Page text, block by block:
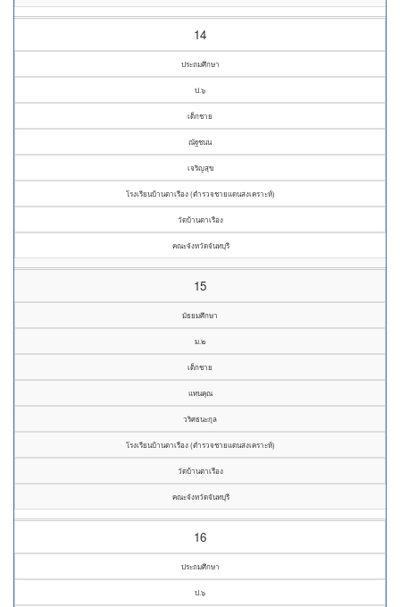
14
ประถมศึกษา
ป.๖
เด็กชาย
ณัฐชนน
เจริญสุข
โรงเรียนบ้านตาเรือง (ตำรวจชายแดนสงเคราะห์)
วัดบ้านตาเรือง
คณะจังหวัดจันทบุรี
15
มัธยมศึกษา
ม.๒
เด็กชาย
แทนคุณ
วริศธนะกุล
โรงเรียนบ้านตาเรือง (ตำรวจชายแดนสงเคราะห์)
วัดบ้านตาเรือง
คณะจังหวัดจันทบุรี
16
ประถมศึกษา
ป.๖